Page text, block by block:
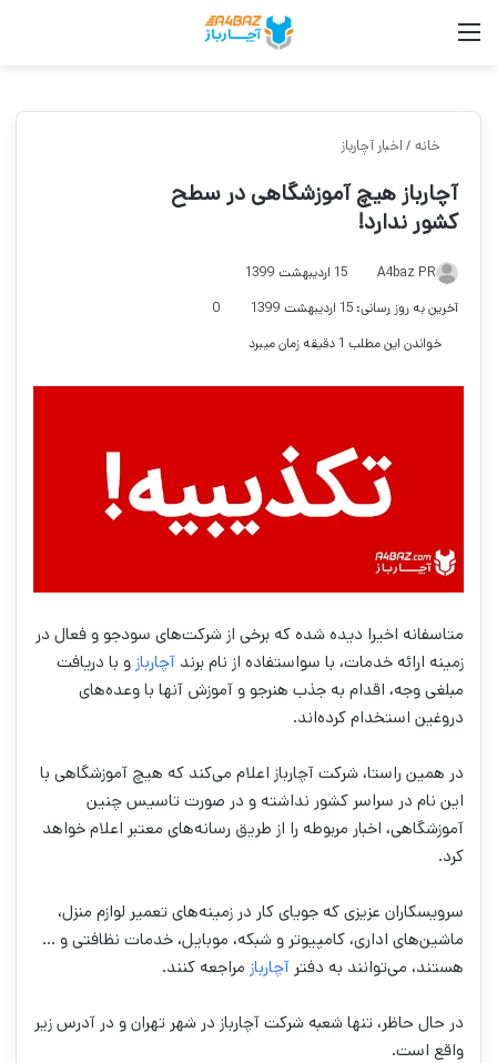
خانه / اخبار آچارباز
آچارباز هیچ آموزشگاهی در سطح
کشور ندارد!
A4baz PR
15 اردیبهشت 1399
آخرین به روز رسانی: 15 اردیبهشت 1399
0
خواندن این مطلب 1 دقیقه زمان میبرد
متاسفانه اخیرا دیده شده که برخی از شرکت‌های سودجو و فعال در
زمینه ارائه خدمات، با سواستفاده از نام برند آچارباز و با دریافت
مبلغی وجه، اقدام به جذب هنرجو و آموزش آنها با وعده‌های
دروغین استخدام کرده‌اند.
در همین راستا، شرکت آچارباز اعلام می‌کند که هیچ آموزشگاهی با
این نام در سراسر کشور نداشته و در صورت تاسیس چنین
آموزشگاهی، اخبار مربوطه را از طریق رسانه‌های معتبر اعلام خواهد
کرد.
سرویسکاران عزیزی که جویای کار در زمینه‌های تعمیر لوازم منزل،
ماشین‌های اداری، کامپیوتر و شبکه، موبایل، خدمات نظافتی و …
هستند، می‌توانند به دفتر آچارباز مراجعه کنند.
در حال حاظر، تنها شعبه شرکت آچارباز در شهر تهران و در آدرس زیر
واقع است.